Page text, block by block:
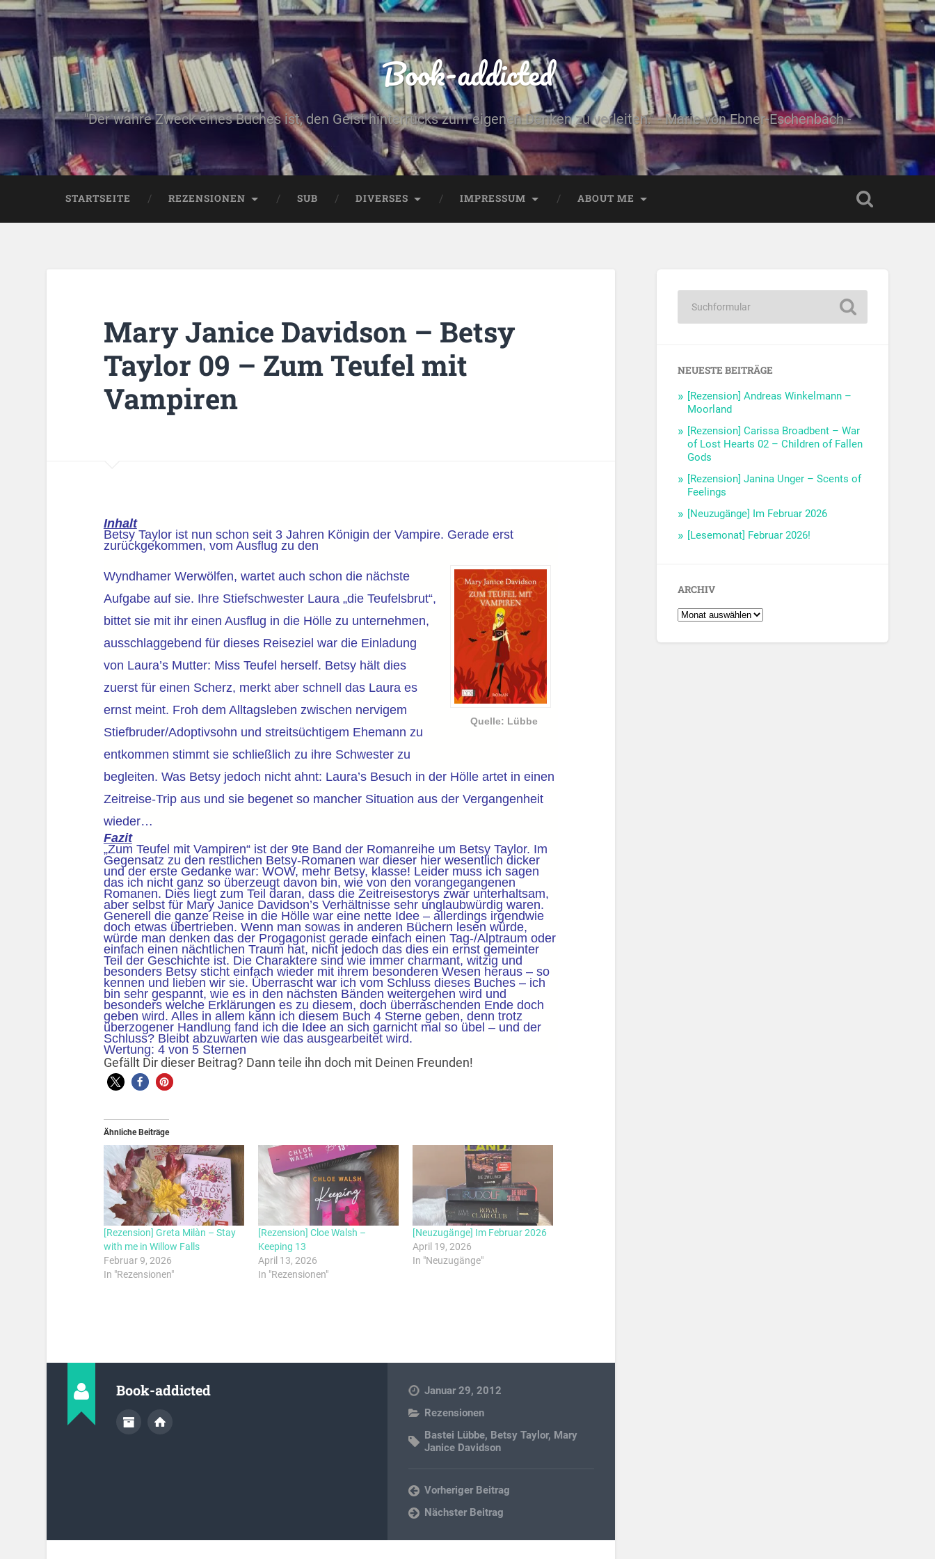
Book-addicted
"Der wahre Zweck eines Buches ist, den Geist hinterrücks zum eigenen Denken zu verleiten." - Marie von Ebner-Eschenbach -
STARTSEITE REZENSIONEN SUB DIVERSES IMPRESSUM ABOUT ME
Mary Janice Davidson – Betsy
Taylor 09 – Zum Teufel mit
Vampiren
Inhalt
Betsy Taylor ist nun schon seit 3 Jahren Königin der Vampire. Gerade erst
zurückgekommen, vom Ausflug zu den
Quelle: Lübbe
Wyndhamer Werwölfen, wartet auch schon die nächste
Aufgabe auf sie. Ihre Stiefschwester Laura „die Teufelsbrut“,
bittet sie mit ihr einen Ausflug in die Hölle zu unternehmen,
ausschlaggebend für dieses Reiseziel war die Einladung
von Laura’s Mutter: Miss Teufel herself. Betsy hält dies
zuerst für einen Scherz, merkt aber schnell das Laura es
ernst meint. Froh dem Alltagsleben zwischen nervigem
Stiefbruder/Adoptivsohn und streitsüchtigem Ehemann zu
entkommen stimmt sie schließlich zu ihre Schwester zu
begleiten. Was Betsy jedoch nicht ahnt: Laura’s Besuch in der Hölle artet in einen
Zeitreise-Trip aus und sie begenet so mancher Situation aus der Vergangenheit
wieder…
Fazit
„Zum Teufel mit Vampiren“ ist der 9te Band der Romanreihe um Betsy Taylor. Im
Gegensatz zu den restlichen Betsy-Romanen war dieser hier wesentlich dicker
und der erste Gedanke war: WOW, mehr Betsy, klasse! Leider muss ich sagen
das ich nicht ganz so überzeugt davon bin, wie von den vorangegangenen
Romanen. Dies liegt zum Teil daran, dass die Zeitreisestorys zwar unterhaltsam,
aber selbst für Mary Janice Davidson’s Verhältnisse sehr unglaubwürdig waren.
Generell die ganze Reise in die Hölle war eine nette Idee – allerdings irgendwie
doch etwas übertrieben. Wenn man sowas in anderen Büchern lesen würde,
würde man denken das der Progagonist gerade einfach einen Tag-/Alptraum oder
einfach einen nächtlichen Traum hat, nicht jedoch das dies ein ernst gemeinter
Teil der Geschichte ist. Die Charaktere sind wie immer charmant, witzig und
besonders Betsy sticht einfach wieder mit ihrem besonderen Wesen heraus – so
kennen und lieben wir sie. Überrascht war ich vom Schluss dieses Buches – ich
bin sehr gespannt, wie es in den nächsten Bänden weitergehen wird und
besonders welche Erklärungen es zu diesem, doch überraschenden Ende doch
geben wird. Alles in allem kann ich diesem Buch 4 Sterne geben, denn trotz
überzogener Handlung fand ich die Idee an sich garnicht mal so übel – und der
Schluss? Bleibt abzuwarten wie das ausgearbeitet wird.
Wertung: 4 von 5 Sternen
Gefällt Dir dieser Beitrag? Dann teile ihn doch mit Deinen Freunden!
Ähnliche Beiträge
[Rezension] Greta Milàn – Stay
with me in Willow Falls
Februar 9, 2026
In "Rezensionen"
[Rezension] Cloe Walsh –
Keeping 13
April 13, 2026
In "Rezensionen"
[Neuzugänge] Im Februar 2026
April 19, 2026
In "Neuzugänge"
Book-addicted
Januar 29, 2012
Rezensionen
Bastei Lübbe, Betsy Taylor, Mary
Janice Davidson
Vorheriger Beitrag
Nächster Beitrag
NEUESTE BEITRÄGE
[Rezension] Andreas Winkelmann –
Moorland
[Rezension] Carissa Broadbent – War
of Lost Hearts 02 – Children of Fallen
Gods
[Rezension] Janina Unger – Scents of
Feelings
[Neuzugänge] Im Februar 2026
[Lesemonat] Februar 2026!
ARCHIV